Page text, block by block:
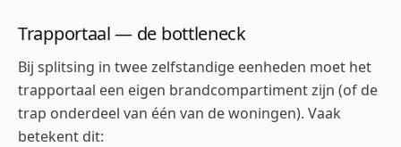
Trapportaal — de bottleneck
Bij splitsing in twee zelfstandige eenheden moet het
trapportaal een eigen brandcompartiment zijn (of de
trap onderdeel van één van de woningen). Vaak
betekent dit: